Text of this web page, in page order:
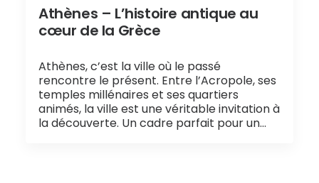
Athènes – L’histoire antique au
cœur de la Grèce
Athènes, c’est la ville où le passé
rencontre le présent. Entre l’Acropole, ses
temples millénaires et ses quartiers
animés, la ville est une véritable invitation à
la découverte. Un cadre parfait pour un…